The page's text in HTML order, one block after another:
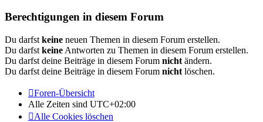
Berechtigungen in diesem Forum
Du darfst keine neuen Themen in diesem Forum erstellen.
Du darfst keine Antworten zu Themen in diesem Forum erstellen.
Du darfst deine Beiträge in diesem Forum nicht ändern.
Du darfst deine Beiträge in diesem Forum nicht löschen.
Foren-Übersicht
Alle Zeiten sind UTC+02:00
Alle Cookies löschen